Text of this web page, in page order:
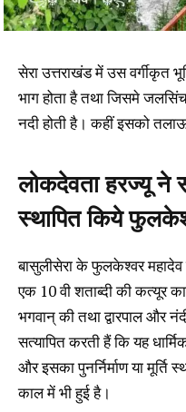
सेरा उत्तराखंड में उस वर्गीकृत
भाग होता है तथा जिसमे
नदी होती है। कहीं इसको
लोकदेवता हरज्यू ने
स्थापित किये
बासुलीसेरा के फुलकेश्वर महादेव
एक 10 वी शताब्दी की कत्यूर
भगवान् की तथा द्वारपाल और
सत्यापित करती हैं कि यह
और इसका पुनर्निर्माण या मूर्ति
काल में भी हुई है।